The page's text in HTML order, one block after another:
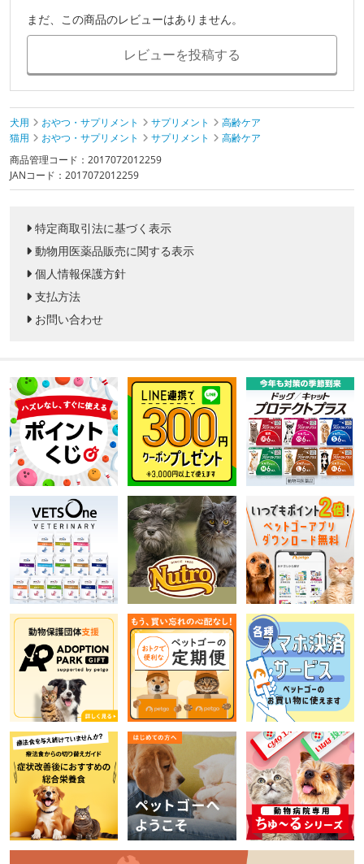
まだ、この商品のレビューはありません。
レビューを投稿する
犬用 おやつ・サプリメント サプリメント
高齢ケア
猫用
おやつ・サプリメント サプリメント
高齢ケア
商品管理コード：2017072012259
JANコード：2017072012259
特定商取引法に基づく表示
動物用医薬品販売に関する表示
個人情報保護方針
支払方法
お問い合わせ